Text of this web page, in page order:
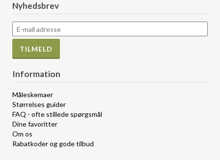
Nyhedsbrev
Information
Måleskemaer
Størrelses guider
FAQ - ofte stillede spørgsmål
Dine favoritter
Om os
Rabatkoder og gode tilbud